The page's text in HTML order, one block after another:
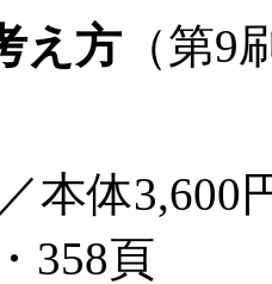
え方 （第9
本体3,600
358頁